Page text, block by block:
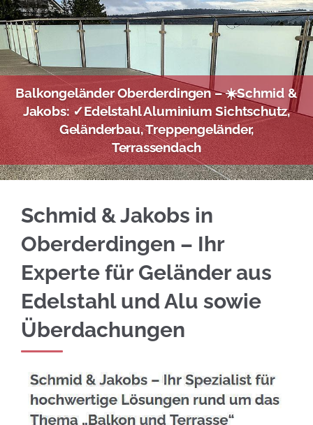
Balkongeländer Oberderdingen – ☀️Schmid &
Jakobs: ✓Edelstahl Aluminium Sichtschutz,
Geländerbau, Treppengeländer,
Terrassendach
Schmid & Jakobs in
Oberderdingen – Ihr
Experte für Geländer aus
Edelstahl und Alu sowie
Überdachungen